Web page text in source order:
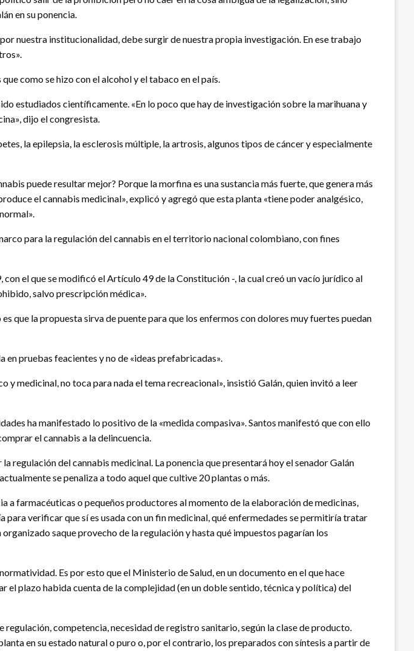
en su ponencia.
nuestra institucionalidad, debe surgir de nuestra propia investigación. En ese trabajo
como se hizo con el alcohol y el tabaco en el país.
estudiados científicamente. «En lo poco que hay de investigación sobre la marihuana y
dijo el congresista.
la epilepsia, la esclerosis múltiple, la artrosis, algunos tipos de cáncer y especialmente
puede resultar mejor? Porque la morfina es una sustancia más fuerte, que genera más
el cannabis medicinal», explicó y agregó que esta planta «tiene poder analgésico,
para la regulación del cannabis en el territorio nacional colombiano, con fines
el que se modificó el Artículo 49 de la Constitución -, la cual creó un vacío jurídico al
salvo prescripción médica».
que la propuesta sirva de puente para que los enfermos con dolores muy fuertes puedan
pruebas feacientes y no de «ideas prefabricadas».
medicinal, no toca para nada el tema recreacional», insistió Galán, quien invitó a leer
ha manifestado lo positivo de la «medida compasiva». Santos manifestó que con ello
el cannabis a la delincuencia.
regulación del cannabis medicinal. La ponencia que presentará hoy el senador Galán
se penaliza a todo aquel que cultive 20 plantas o más.
a farmacéuticas o pequeños productores al momento de la elaboración de medicinas,
verificar que sí es usada con un fin medicinal, qué enfermedades se permitiría tratar
saque provecho de la regulación y hasta qué impuestos pagarían los
Es por esto que el Ministerio de Salud, en un documento en el que hace
plazo habida cuenta de la complejidad (en un doble sentido, técnica y política) del
competencia, necesidad de registro sanitario, según la clase de producto.
en su estado natural o puro o, por el contrario, los preparados con síntesis a partir de